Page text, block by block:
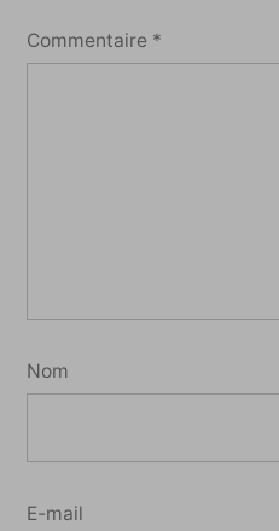
Commentaire *
Nom
E-mail